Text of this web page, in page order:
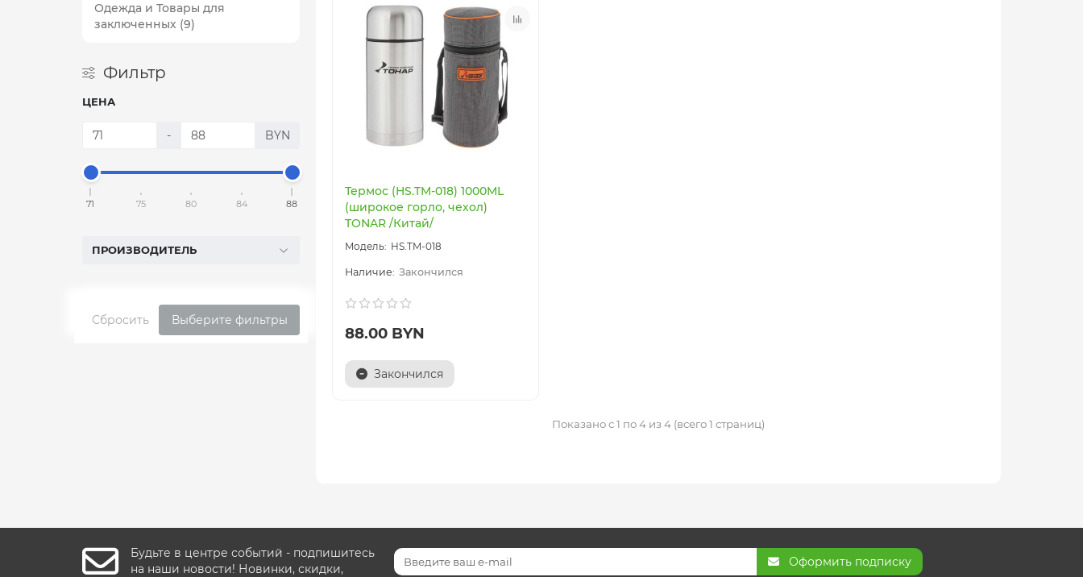
Одежда и Товары для
заключенных (9)
Фильтр
ЦЕНА
- BYN
71 75 80 84 88
ПРОИЗВОДИТЕЛЬ
Сбросить Выберите фильтры
Термос (HS.TM-018) 1000ML
(широкое горло, чехол)
TONAR /Китай/
HS.TM-018
Закончился
88.00 BYN
Закончился
Показано с 1 по 4 из 4 (всего 1 страниц)
Будьте в центре событий - подпишитесь
на наши новости! Новинки, скидки,
Оформить подписку